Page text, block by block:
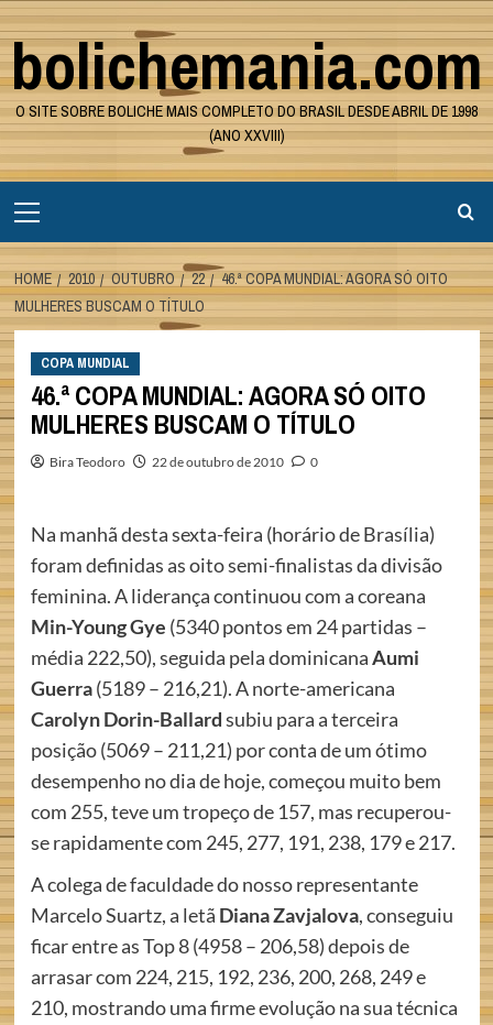
Skip
to
content
bolichemania.com
O SITE SOBRE BOLICHE MAIS COMPLETO DO BRASIL DESDE ABRIL DE 1998
(ANO XXVIII)
Menu
HOME 2010 OUTUBRO 22
46.ª COPA MUNDIAL: AGORA SÓ OITO
MULHERES BUSCAM O TÍTULO
COPA MUNDIAL
46.ª COPA MUNDIAL: AGORA SÓ OITO
MULHERES BUSCAM O TÍTULO
Bira Teodoro 22 de outubro de 2010 0
Na manhã desta sexta-feira (horário de Brasília)
foram definidas as oito semi-finalistas da divisão
feminina. A liderança continuou com a coreana
Min-Young Gye (5340 pontos em 24 partidas –
média 222,50), seguida pela dominicanaAumi
Guerra(5189 – 216,21). A norte-americana
Carolyn Dorin-Ballardsubiu para a terceira
posição (5069 – 211,21) por conta de um ótimo
desempenho no dia de hoje, começou muito bem
com 255, teve um tropeço de 157, mas recuperou-
se rapidamente com 245, 277, 191, 238, 179 e 217.
A colega de faculdade do nosso representante
Marcelo Suartz, a letã Diana Zavjalova, conseguiu
ficar entre as Top 8 (4958 – 206,58) depois de
arrasar com 224, 215, 192, 236, 200, 268, 249 e
210, mostrando uma firme evolução na sua técnica